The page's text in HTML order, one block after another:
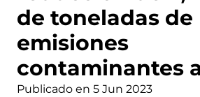
de toneladas de
emisiones
contaminantes
Publicado en 5 Jun 2023